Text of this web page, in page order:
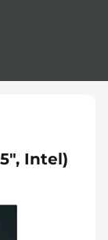
Intel)